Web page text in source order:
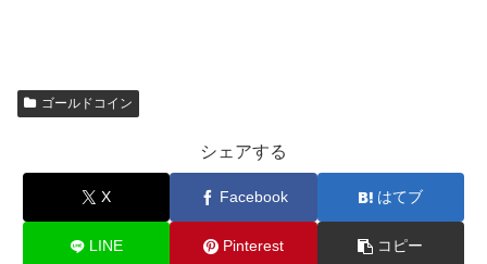
ゴールドコイン
シェアする
X Facebook はてブ
LINE Pinterest コピー